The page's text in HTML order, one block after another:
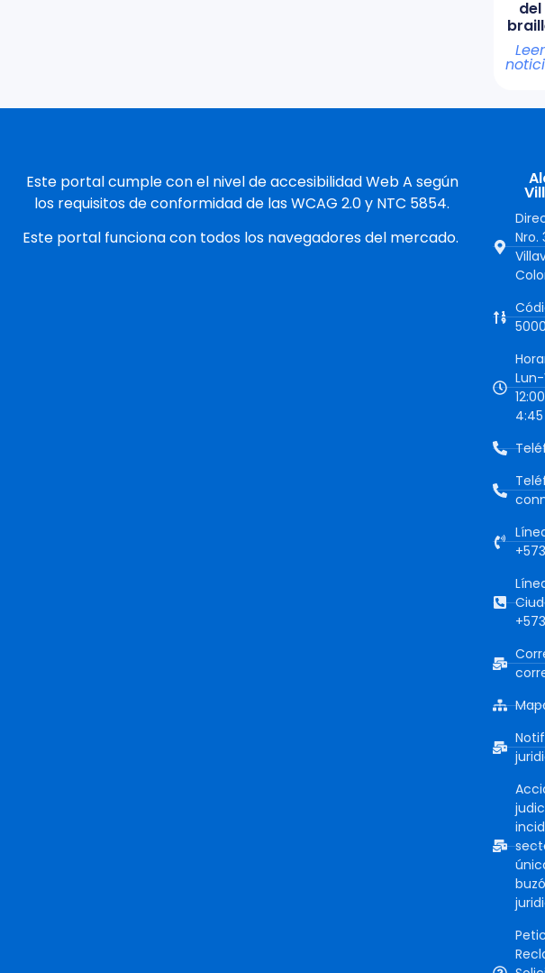
del
Leer
Este portal cumple con el nivel de accesibilidad Web A según
los requisitos de conformidad de las WCAG 2.0 y NTC 5854.
Este portal funciona con todos los navegadores del mercado.
Nro.